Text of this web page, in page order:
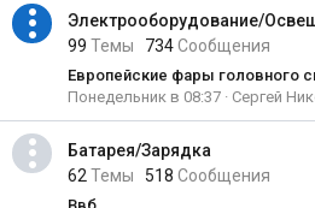
Электрооборудование/
99 Темы 734 Сообщения
Европейские фары головного
Понедельник в 08:37
Сергей
Батарея/Зарядка
62 Темы 518 Сообщения